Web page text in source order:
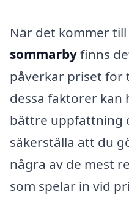
När det kommer till
sommarbyfinns
påverkar priset för
dessa faktorer kan
bättre uppfattning
säkerställa att du
några av de mest
som spelar in vid